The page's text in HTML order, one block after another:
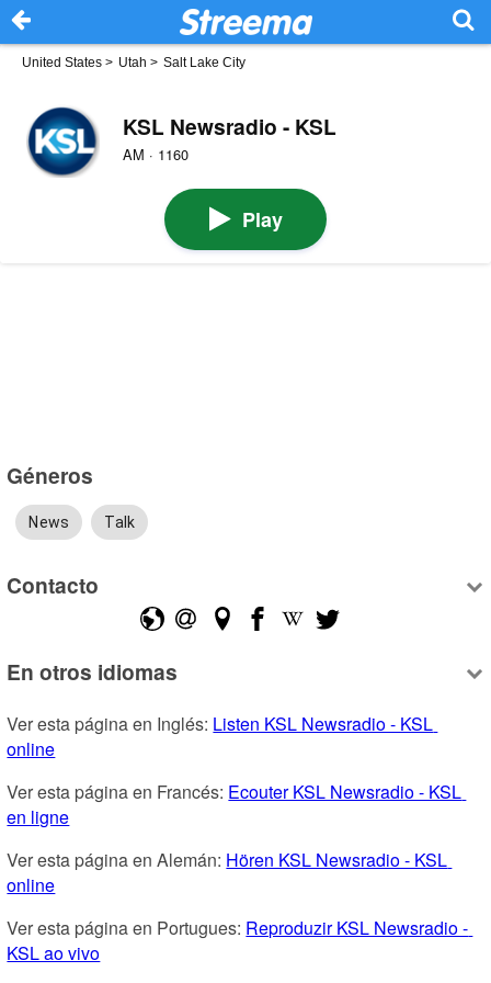
United States > Utah > Salt Lake City
KSL Newsradio - KSL
AM · 1160
Play
Géneros
News Talk
Contacto
En otros idiomas
Ver esta página en Inglés: Listen KSL Newsradio - KSL
online
Ver esta página en Francés: Ecouter KSL Newsradio - KSL
en ligne
Ver esta página en Alemán: Hören KSL Newsradio - KSL
online
Ver esta página en Portugues: Reproduzir KSL Newsradio -
KSL ao vivo